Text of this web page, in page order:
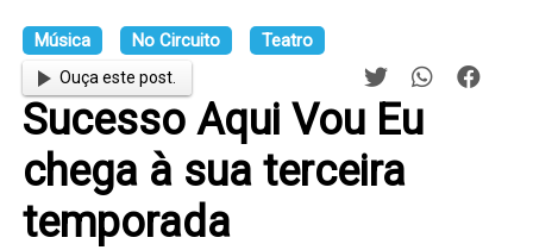
Música No Circuito Teatro
Ouça este post.
Sucesso Aqui Vou Eu
chega à sua terceira
temporada